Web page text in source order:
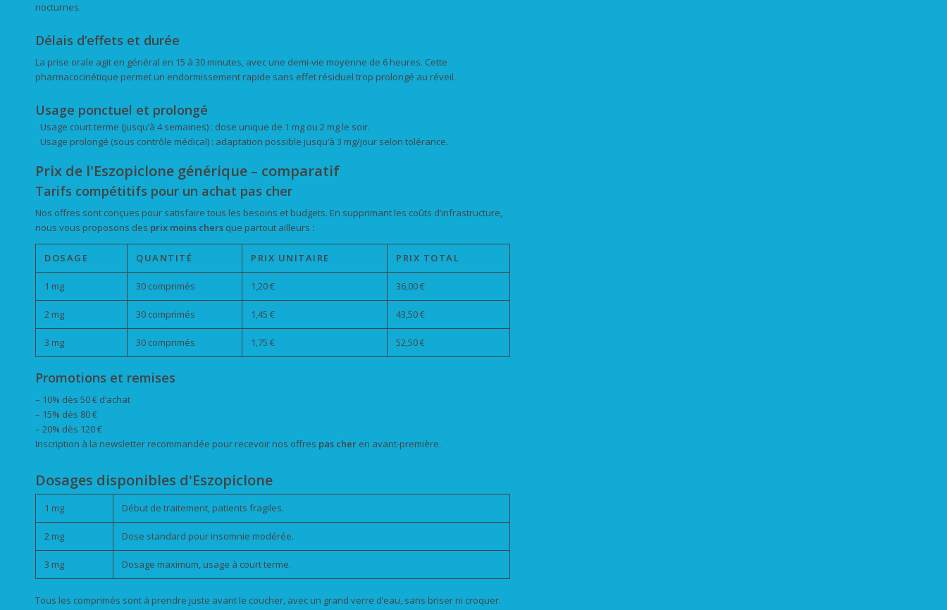
nocturnes.
Délais d’effets et durée
La prise orale agit en général en 15 à 30 minutes, avec une demi-vie moyenne de 6 heures. Cette
pharmacocinétique permet un endormissement rapide sans effet résiduel trop prolongé au réveil.
Usage ponctuel et prolongé
Usage court terme (jusqu’à 4 semaines) : dose unique de 1 mg ou 2 mg le soir.
Usage prolongé (sous contrôle médical) : adaptation possible jusqu’à 3 mg/jour selon tolérance.
Prix de l'Eszopiclone générique – comparatif
Tarifs compétitifs pour un achat pas cher
Nos offres sont conçues pour satisfaire tous les besoins et budgets. En supprimant les coûts d’infrastructure,
nous vous proposons des prix moins chers que partout ailleurs :
DOSAGE QUANTITÉ PRIX UNITAIRE PRIX TOTAL
1 mg 30 comprimés 1,20 € 36,00 €
2 mg 30 comprimés 1,45 € 43,50 €
3 mg 30 comprimés 1,75 € 52,50 €
Promotions et remises
– 10% dès 50 € d’achat
– 15% dès 80 €
– 20% dès 120 €
Inscription à la newsletter recommandée pour recevoir nos offres pas cher en avant-première.
Dosages disponibles d'Eszopiclone
1 mg Début de traitement, patients fragiles.
2 mg Dose standard pour insomnie modérée.
3 mg Dosage maximum, usage à court terme.
Tous les comprimés sont à prendre juste avant le coucher, avec un grand verre d’eau, sans briser ni croquer.